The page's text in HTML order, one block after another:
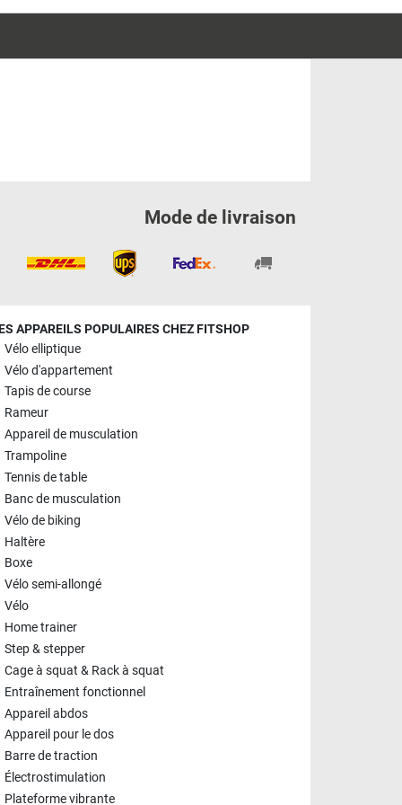
Mode de livraison
APPAREILS POPULAIRES CHEZ FITSHOP
Vélo elliptique
Vélo d'appartement
Tapis de course
Rameur
Appareil de musculation
Trampoline
Tennis de table
Banc de musculation
Vélo de biking
Haltère
Boxe
Vélo semi-allongé
Vélo
Home trainer
Step & stepper
Cage à squat & Rack à squat
Entraînement fonctionnel
Appareil abdos
Appareil pour le dos
Barre de traction
Électrostimulation
Plateforme vibrante